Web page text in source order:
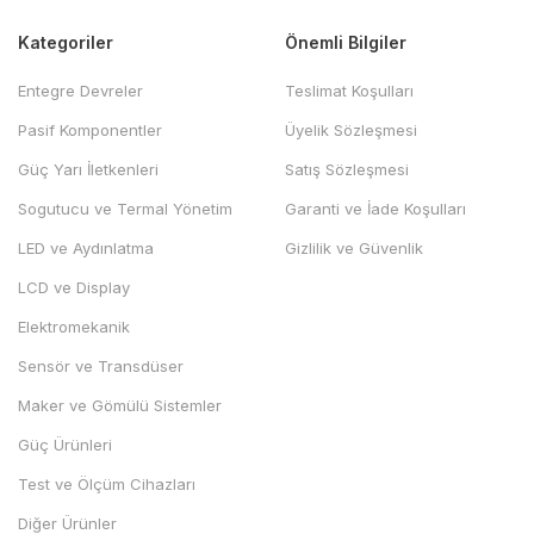
Kategoriler
Entegre Devreler
Pasif Komponentler
Güç Yarı İletkenleri
Sogutucu ve Termal Yönetim
LED ve Aydınlatma
LCD ve Display
Elektromekanik
Sensör ve Transdüser
Maker ve Gömülü Sistemler
Güç Ürünleri
Test ve Ölçüm Cihazları
Diğer Ürünler
Önemli Bilgiler
Teslimat Koşulları
Üyelik Sözleşmesi
Satış Sözleşmesi
Garanti ve İade Koşulları
Gizlilik ve Güvenlik